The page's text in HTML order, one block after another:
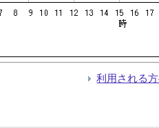
利用される